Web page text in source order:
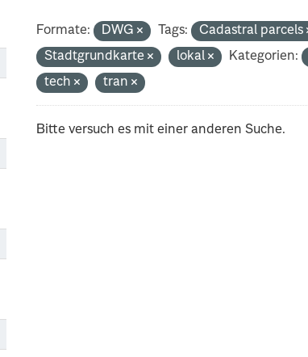
Formate: DWG Tags:
Cadastral parcels
Stadtgrundkarte
lokal Kategorien:
tech
tran
Bitte versuch es mit einer anderen Suche.